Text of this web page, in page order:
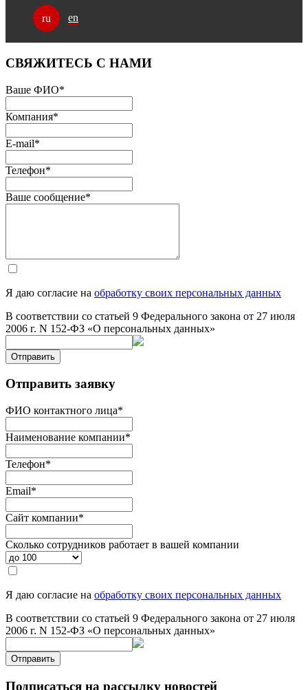
ru en
СВЯЖИТЕСЬ С НАМИ
Ваше ФИО*
Компания*
E-mail*
Телефон*
Ваше сообщение*
Я даю согласие на обработку своих персональных данных
В соответствии со статьей 9 Федерального закона от 27 июля
2006 г. N 152-ФЗ «О персональных данных»
Отправить
Отправить заявку
ФИО контактного лица*
Наименование компании*
Телефон*
Email*
Сайт компании*
Сколько сотрудников работает в вашей компании
Я даю согласие на обработку своих персональных данных
В соответствии со статьей 9 Федерального закона от 27 июля
2006 г. N 152-ФЗ «О персональных данных»
Отправить
Подписаться на рассылку новостей